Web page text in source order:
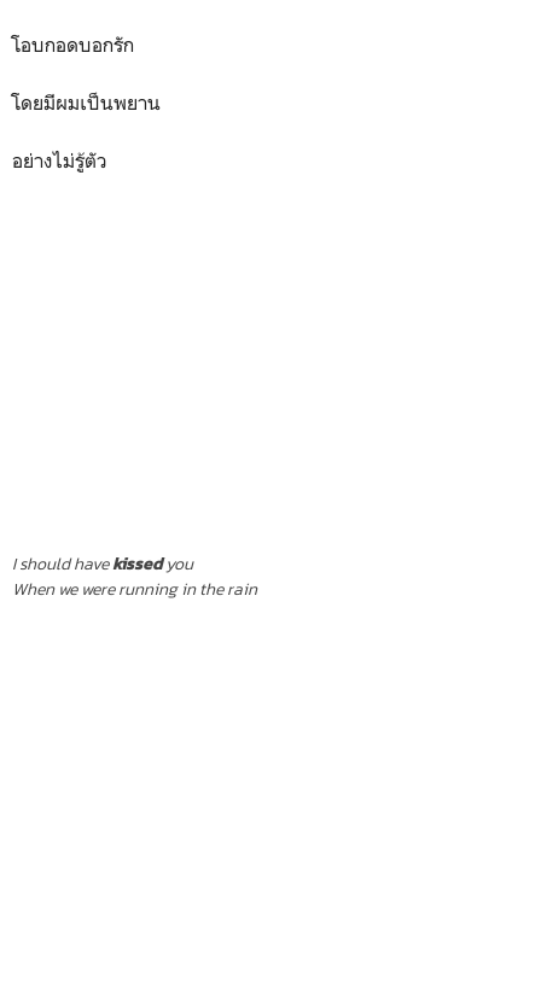
โอบกอดบอกรัก
โดยมีผมเป็นพยาน
อย่างไม่รู้ตัว
I should havekissedyou
When we were running in the rain